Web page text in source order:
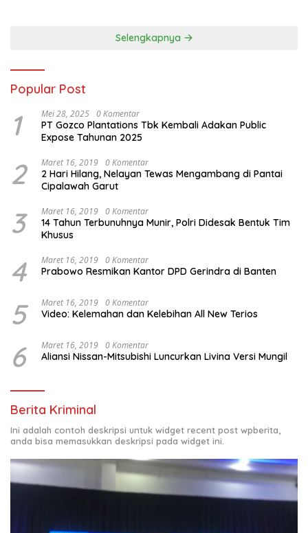
Selengkapnya
Popular Post
1 Mei 28, 2025 0 Komentar
PT Gozco Plantations Tbk Kembali Adakan Public
Expose Tahunan 2025
2 Maret 16, 2019 0 Komentar
2 Hari Hilang, Nelayan Tewas Mengambang di Pantai
Cipalawah Garut
3 Maret 16, 2019 0 Komentar
14 Tahun Terbunuhnya Munir, Polri Didesak Bentuk Tim
Khusus
4 Maret 16, 2019 0 Komentar
Prabowo Resmikan Kantor DPD Gerindra di Banten
5 Maret 16, 2019 0 Komentar
Video: Kelemahan dan Kelebihan All New Terios
6 Maret 16, 2019 0 Komentar
Aliansi Nissan-Mitsubishi Luncurkan Livina Versi Mungil
Berita Kriminal
Ini adalah contoh deskripsi untuk widget recent post wpberita,
anda bisa memasukkan deskripsi pada widget ini.